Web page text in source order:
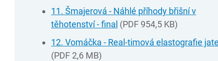
11. Šmajerová - Náhlé příhody břišní v
těhotenství - final (PDF 954,5 KB)
12. Vomáčka - Real-timová elastografie
(PDF 2,6 MB)